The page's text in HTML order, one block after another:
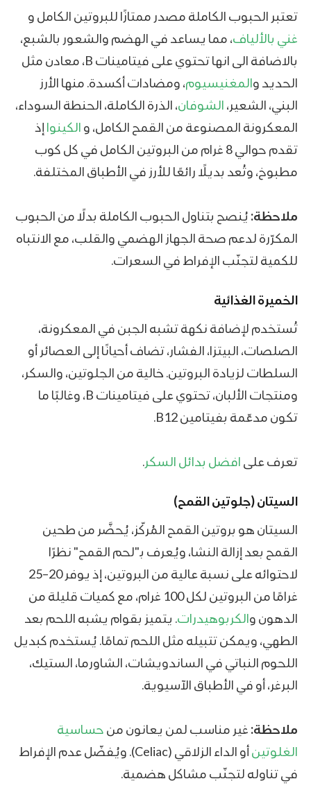
تعتبر الحبوب الكاملة مصدر ممتازًا للبروتين الكامل و
غني بالألياف، مما يساعد في الهضم والشعور بالشبع،
بالاضافة الى انها تحتوي على فيتامينات B، معادن مثل
الحديد والمغنيسيوم، ومضادات أكسدة. منها الأرز
البني، الشعير، الشوفان، الذرة الكاملة، الحنطة السوداء،
المعكرونة المصنوعة من القمح الكامل، و الكينوا إذ
تقدم حوالي 8 غرام من البروتين الكامل في كل كوب
مطبوخ، وتُعد بديلًا رائعًا للأرز في الأطباق المختلفة.
ملاحظة: يُنصح بتناول الحبوب الكاملة بدلًا من الحبوب
المكرّرة لدعم صحة الجهاز الهضمي والقلب، مع الانتباه
للكمية لتجنّب الإفراط في السعرات.
الخميرة الغذائية
تُستخدم لإضافة نكهة تشبه الجبن في المعكرونة،
الصلصات، البيتزا، الفشار، تضاف أحيانًا إلى العصائر أو
السلطات لزيادة البروتين. خالية من الجلوتين، والسكر،
ومنتجات الألبان، تحتوي على فيتامينات
B، وغالبًا ما
تكون مدعّمة بفيتامين B12.
تعرف على افضل بدائل السكر.
السيتان (جلوتين القمح)
السيتان هو بروتين القمح المُركّز، يُحضَّر من طحين
القمح بعد إزالة النشا، ويُعرف بـ"لحم القمح" نظرًا
لاحتوائه على نسبة عالية من البروتين، إذ يوفر 20–25
غرامًا من البروتين لكل 100 غرام، مع كميات قليلة من
الدهون والكربوهيدرات. يتميز بقوام يشبه اللحم بعد
الطهي، ويمكن تتبيله مثل اللحم تمامًا. يُستخدم كبديل
اللحوم النباتي في الساندويشات، الشاورما، الستيك،
البرغر، أو في الأطباق الآسيوية.
ملاحظة: غير مناسب لمن يعانون من حساسية
الغلوتين
أو الداء الزلاقي (Celiac). ويُفضّل عدم الإفراط
في تناوله لتجنّب مشاكل هضمية.